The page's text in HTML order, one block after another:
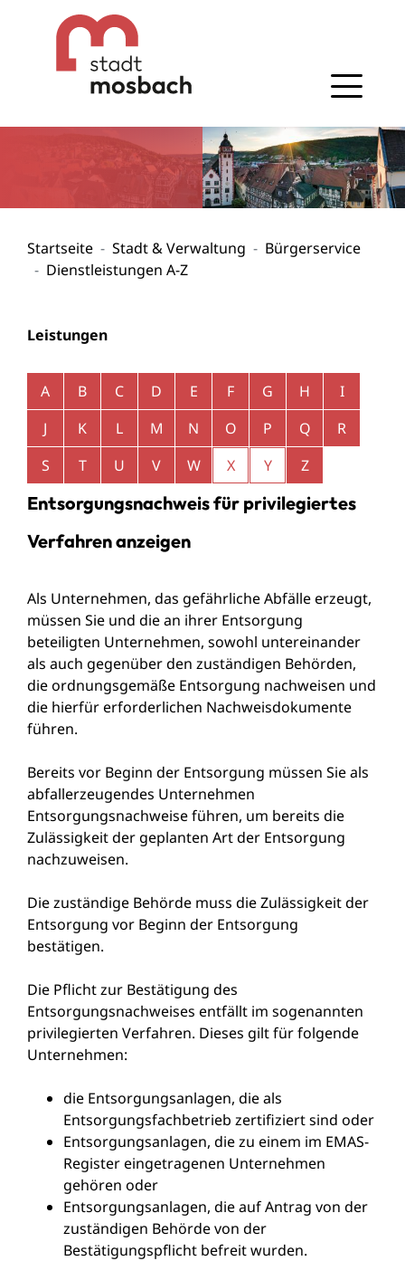
Gehe zum Navigationsbereich
Gehe zum Inhalt
Startseite Stadt & Verwaltung
Bürgerservice
Dienstleistungen A-Z
Leistungen
Alphabetisches Register überspringen
A B C D E F G H
I
J
K L M N O P Q
R
S
T U V W X Y Z
Entsorgungsnachweis für privilegiertes
Verfahren anzeigen
Als Unternehmen, das gefährliche Abfälle erzeugt,
müssen Sie und die an ihrer Entsorgung
beteiligten Unternehmen, sowohl untereinander
als auch gegenüber den zuständigen Behörden,
die ordnungsgemäße Entsorgung nachweisen und
die hierfür erforderlichen Nachweisdokumente
führen.
Bereits vor Beginn der Entsorgung müssen Sie als
abfallerzeugendes Unternehmen
Entsorgungsnachweise führen, um bereits die
Zulässigkeit der geplanten Art der Entsorgung
nachzuweisen.
Die zuständige Behörde muss die Zulässigkeit der
Entsorgung vor Beginn der Entsorgung
bestätigen.
Die Pflicht zur Bestätigung des
Entsorgungsnachweises entfällt im sogenannten
privilegierten Verfahren. Dieses gilt für folgende
Unternehmen:
die Entsorgungsanlagen, die als
Entsorgungsfachbetrieb zertifiziert sind oder
Entsorgungsanlagen, die zu einem im EMAS-
Register eingetragenen Unternehmen
gehören oder
Entsorgungsanlagen, die auf Antrag von der
zuständigen Behörde von der
Bestätigungspflicht befreit wurden.